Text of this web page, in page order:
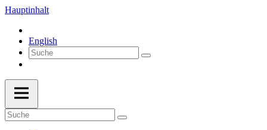
Hauptinhalt
English